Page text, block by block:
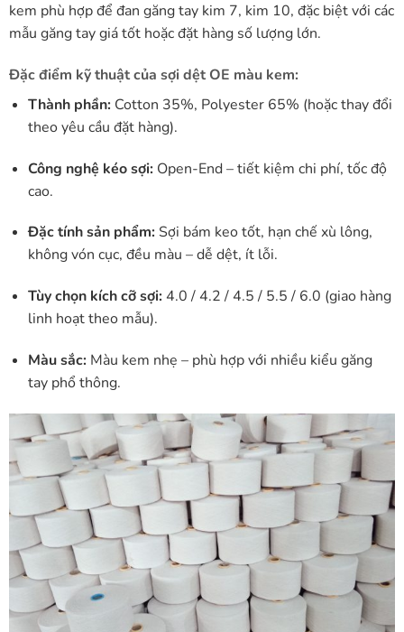
kem phù hợp để đan găng tay kim 7, kim 10, đặc biệt với các
mẫu găng tay giá tốt hoặc đặt hàng số lượng lớn.
Đặc điểm kỹ thuật của sợi dệt OE màu kem:
Thành phần:Cotton 35%, Polyester 65% (hoặc thay đổi
theo yêu cầu đặt hàng).
Công nghệ kéo sợi:Open-End – tiết kiệm chi phí, tốc độ
cao.
Đặc tính sản phẩm:Sợi bám keo tốt, hạn chế xù lông,
không vón cục, đều màu – dễ dệt, ít lỗi.
Tùy chọn kích cỡ sợi:4.0 / 4.2 / 4.5 / 5.5 / 6.0 (giao hàng
linh hoạt theo mẫu).
Màu sắc:Màu kem nhẹ – phù hợp với nhiều kiểu găng
tay phổ thông.